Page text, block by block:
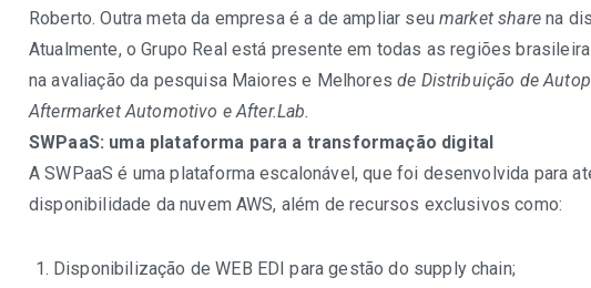
Roberto. Outra meta da empresa é a de ampliar seumarket sharena
Atualmente, o Grupo Real está presente em todas as regiões
na avaliação da pesquisa Maiores e Melhoresde Distribuição de
Aftermarket Automotivo e After.Lab.
SWPaaS: uma plataforma para a transformação digital
A SWPaaS é uma plataforma escalonável, que foi desenvolvida para
disponibilidade da nuvem AWS, além de recursos exclusivos como:
Disponibilização de WEB EDI para gestão do supply chain;